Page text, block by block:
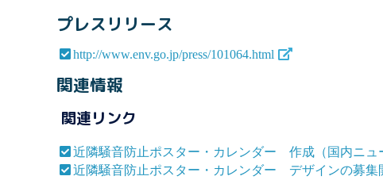
プレスリリース
http://www.env.go.jp/press/101064.html
関連情報
関連リンク
近隣騒音防止ポスター・カレンダー 作成（国内ニュ
近隣騒音防止ポスター・カレンダー デザインの募集